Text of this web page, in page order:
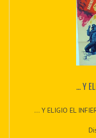
... Y
... Y ELIGIO EL